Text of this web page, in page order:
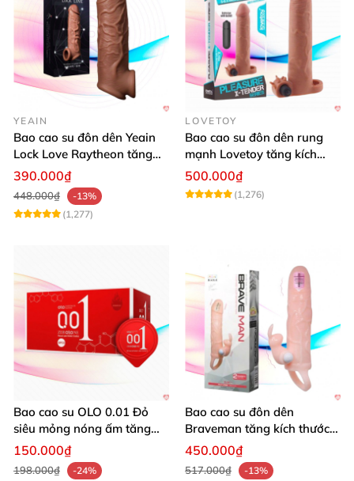
YEAIN
Bao cao su đôn dên Yeain
Lock Love Raytheon tăng
kích thước mạnh mẽ
390.000₫
448.000₫
-13%
(1,277)
LOVETOY
Bao cao su đôn dên rung
mạnh Lovetoy tăng kích
thước cực đã
500.000₫
(1,276)
Bao cao su OLO 0.01 Đỏ
siêu mỏng nóng ấm tăng
khoái cảm hộp 10
150.000₫
198.000₫
-24%
Bao cao su đôn dên
Braveman tăng kích thước
rung mạnh đeo quai
450.000₫
517.000₫
-13%